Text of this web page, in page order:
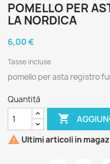
POMELLO PER
LA NORDICA
6,00 €
Tasse incluse
pomello per asta registro
Quantità

 Ultimi articoli in